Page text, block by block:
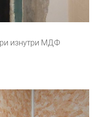
изнутри МДФ